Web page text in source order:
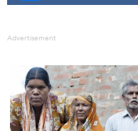
Advertisement